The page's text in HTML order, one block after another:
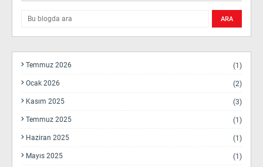
Temmuz 2026 (1)
Ocak 2026 (2)
Kasım 2025 (3)
Temmuz 2025 (1)
Haziran 2025 (1)
Mayıs 2025 (1)